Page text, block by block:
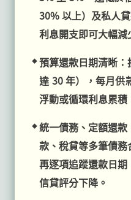
30% 以上）及私人
利息開支即可大幅減
預算還款日期清晰
達 30 年），每月供
浮動或循環利息累積
統一債務、定額還
款、稅貸等多筆債
再逐項追蹤還款日
信貸評分下降。